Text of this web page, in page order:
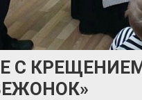
С